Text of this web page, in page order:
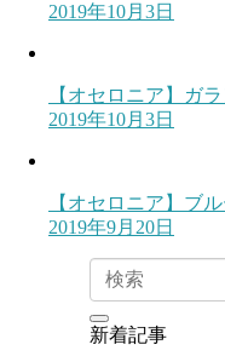
2019年10月3日
【オセロニア】ガ
2019年10月3日
【オセロニア】ブ
2019年9月20日
新着記事